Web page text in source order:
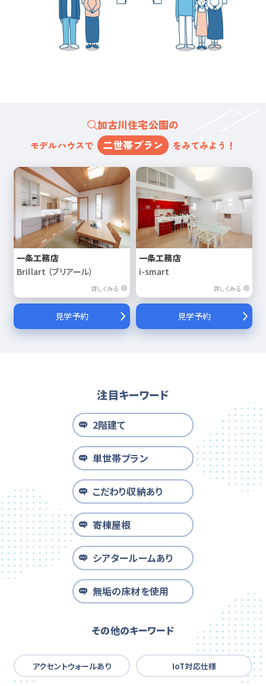
加古川住宅公園の
モデルハウスで 二世帯プラン をみてみよう！
一条工務店
Brillart （ブリアール）
詳しくみる
見学予約
一条工務店
i-smart
詳しくみる
見学予約
注目キーワード
2階建て
単世帯プラン
こだわり収納あり
寄棟屋根
シアタールームあり
無垢の床材を使用
その他のキーワード
アクセントウォールあり IoT対応仕様